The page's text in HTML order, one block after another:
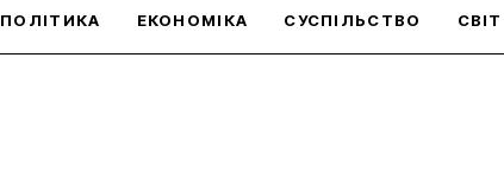
ПОЛІТИКА ЕКОНОМІКА СУСПІЛЬСТВО СВІТ